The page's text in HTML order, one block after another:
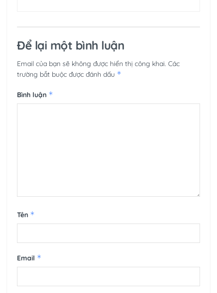
Để lại một bình luận
Email của bạn sẽ không được hiển thị công khai. Các
trường bắt buộc được đánh dấu *
Bình luận *
Tên *
Email *